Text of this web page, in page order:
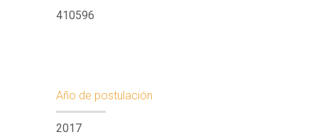
410596
Año de postulación
2017